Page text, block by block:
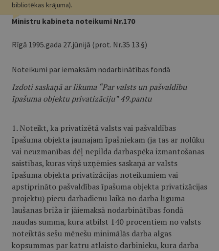
bibliotēkas krājuma).
Ministru kabineta noteikumi Nr.170
Rīgā 1995.gada 27.jūnijā (prot. Nr.35 13.§)
Noteikumi par iemaksām nodarbinātības fondā
Izdoti saskaņā ar likuma “Par valsts un pašvaldību
īpašuma objektu privatizāciju” 49.pantu
1. Noteikt, ka privatizētā valsts vai pašvaldības
īpašuma objekta jaunajam īpašniekam (ja tas ar nolūku
vai neuzmanības dēļ nepilda darbaspēka izmantošanas
saistības, kuras viņš uzņēmies saskaņā ar valsts
īpašuma objekta privatizācijas noteikumiem vai
apstiprināto pašvaldības īpašuma objekta privatizācijas
projektu) piecu darbadienu laikā no darba līguma
laušanas brīža ir jāiemaksā nodarbinātības fondā
naudas summa, kura atbilst 140 procentiem no valsts
noteiktās sešu mēnešu minimālās darba algas
kopsummas par katru atlaisto darbinieku, kura darba